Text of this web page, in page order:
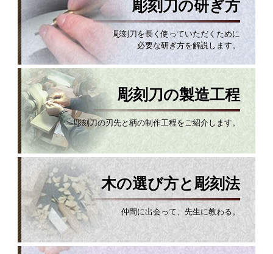
彫刻刀の研ぎ方
彫刻刀を長く使っていただくために
必要な研ぎ方を解説します。
彫刻刀の製造工程
彫刻刀の刃先と柄の制作工程をご紹介します。
木の選び方と彫刻法
仲間に出会って、先生に教わる。